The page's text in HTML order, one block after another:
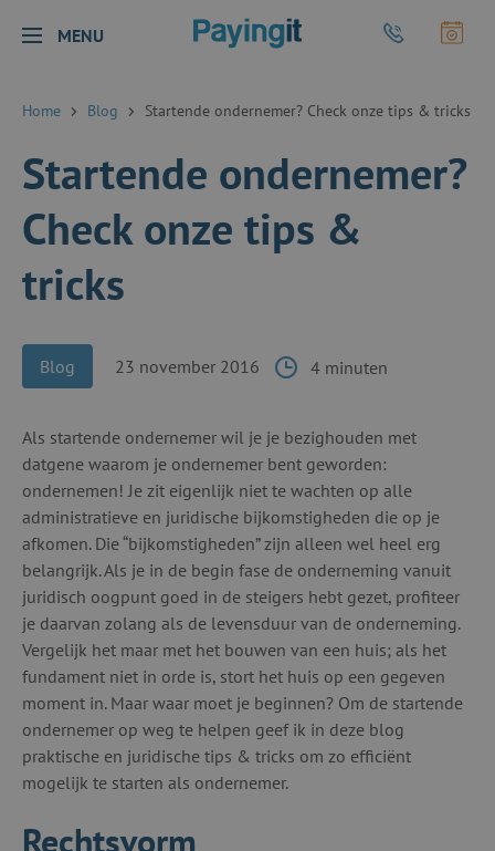
MENU Logo Payingit Bel Payingit
Home Blog Startende ondernemer? Check onze tips & tricks
Startende ondernemer?
Check onze tips &
tricks
Blog 23 november 2016 4 minuten
Als startende ondernemer wil je je bezighouden met
datgene waarom je ondernemer bent geworden:
ondernemen! Je zit eigenlijk niet te wachten op alle
administratieve en juridische bijkomstigheden die op je
afkomen. Die “bijkomstigheden” zijn alleen wel heel erg
belangrijk. Als je in de begin fase de onderneming vanuit
juridisch oogpunt goed in de steigers hebt gezet, profiteer
je daarvan zolang als de levensduur van de onderneming.
Vergelijk het maar met het bouwen van een huis; als het
fundament niet in orde is, stort het huis op een gegeven
moment in. Maar waar moet je beginnen? Om de startende
ondernemer op weg te helpen geef ik in deze blog
praktische en juridische tips & tricks om zo efficiënt
mogelijk te starten als ondernemer.
Rechtsvorm